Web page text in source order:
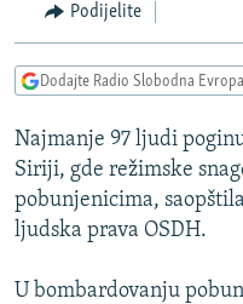
navigaciju
Pređite
na
CRNA GORA
VIDEO
FOTOGALERIJE
INFOGRAFIKE
PODCASTI
RAT U UKRAJINI
KINA NA BALKANU
RSE PRIČE IZ SVIJETA
ISPRIČAJ MI
Podijelite
Dodajte Radio Slobodna
Najmanje 97 ljudi
Siriji, gde režimske
pobunjenicima,
ljudska prava OSDH.
U bombardovanju